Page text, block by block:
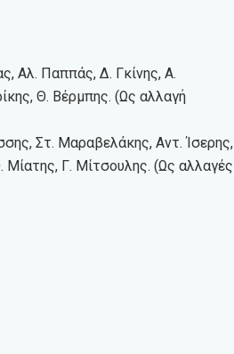
Αλ. Παππάς, Δ. Γκίνης, Α.
Θ. Βέρμπης. (Ως αλλαγή
Στ. Μαραβελάκης, Αντ. Ίσερης,
Μίατης, Γ. Μίτσουλης. (Ως αλλαγές